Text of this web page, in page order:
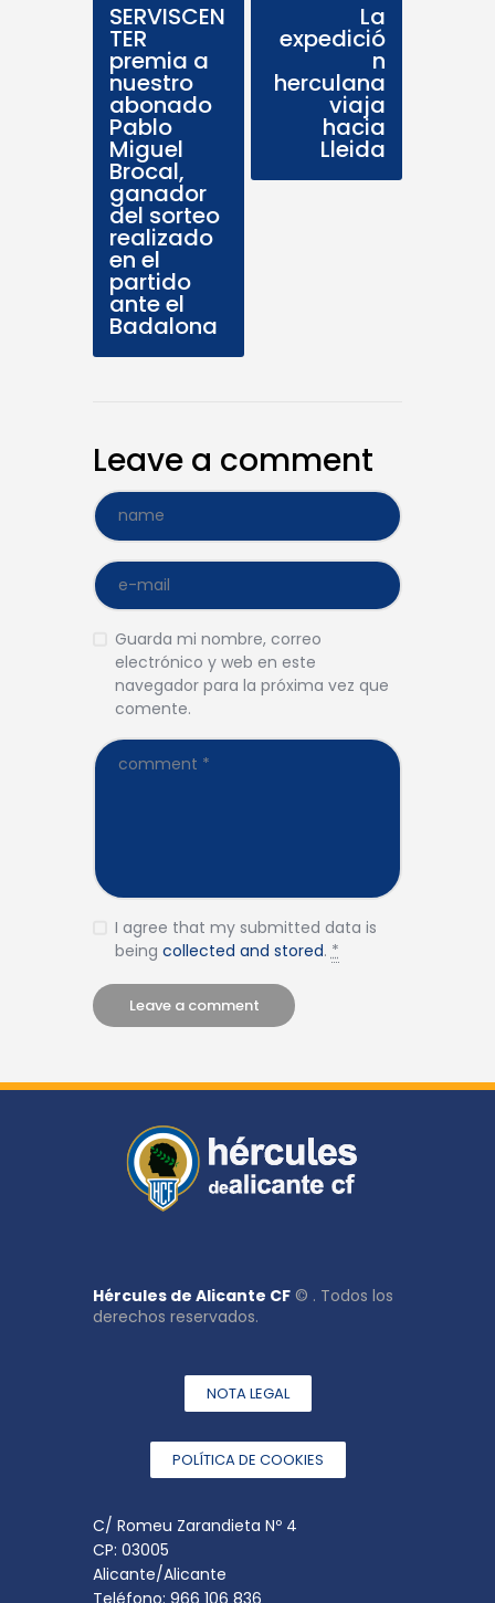
SERVISCEN
TER
premia a
nuestro
abonado
Pablo
Miguel
Brocal,
ganador
del sorteo
realizado
en el
partido
ante el
Badalona
La
expedició
n
herculana
viaja
hacia
Lleida
Leave a comment
Guarda mi nombre, correo
electrónico y web en este
navegador para la próxima vez que
comente.
I agree that my submitted data is
being collected and stored.*
Hércules de Alicante CF © . Todos los
derechos reservados.
NOTA LEGAL
POLÍTICA DE COOKIES
C/ Romeu Zarandieta Nº 4
CP: 03005
Alicante/Alicante
Teléfono: 966 106 836